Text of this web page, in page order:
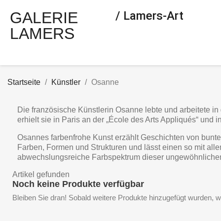
GALERIE
LAMERS
/ Lamers-Art
Startseite Künstler Osanne
Die französische Künstlerin Osanne lebte und arbeitete
erhielt sie in Paris an der „École des Arts Appliqués“ und
Osannes farbenfrohe Kunst erzählt Geschichten von
Farben, Formen und Strukturen und lässt einen so mit
abwechslungsreiche Farbspektrum dieser
Artikel gefunden
Noch keine Produkte verfügbar
Bleiben Sie dran! Sobald weitere Produkte hinzugefügt wurden,